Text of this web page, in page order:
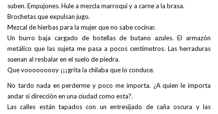
suben. Empujones. Hule a mezcla marroquí y a carne a la brasa.
Brochetas que expulsan jugo.
Mezcal de hierbas para la mujer que no sabe cocinar.
Un burro baja cargado de botellas de butano azules. El armazón
metálico que las sujeta me pasa a pocos centímetros. Las herraduras
suenan al resbalar en el suelo de piedra.
Que vooooooooy ¡¡¡grita la chilaba que lo conduce.
No tardo nada en perderme y poco me importa. ¿A quien le importa
andar si dirección en una ciudad como esta?.
Las calles están tapados con un entresijado de caña oscura y las